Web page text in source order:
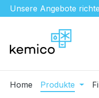
Unsere Angebote
Hauptinhalt springen
Zur Suche springen
Zur Hauptnavigation
Home Produkte